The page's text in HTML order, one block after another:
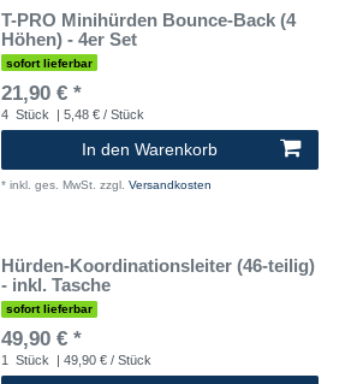
T-PRO Minihürden Bounce-Back (4
Höhen) - 4er Set
sofort lieferbar
21,90 € *
4 Stück | 5,48 € / Stück
In den Warenkorb
* inkl. ges. MwSt. zzgl. Versandkosten
Hürden-Koordinationsleiter (46-teilig)
- inkl. Tasche
sofort lieferbar
49,90 € *
1 Stück | 49,90 € / Stück